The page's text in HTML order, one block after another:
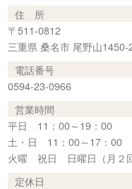
住 所
〒511-0812
三重県 桑名市 尾野山1450-
電話番号
0594-23-0966
営業時間
平日 11：00～19：00
土・日 11：00～17：00
火曜 祝日 日曜日（月２回
定休日